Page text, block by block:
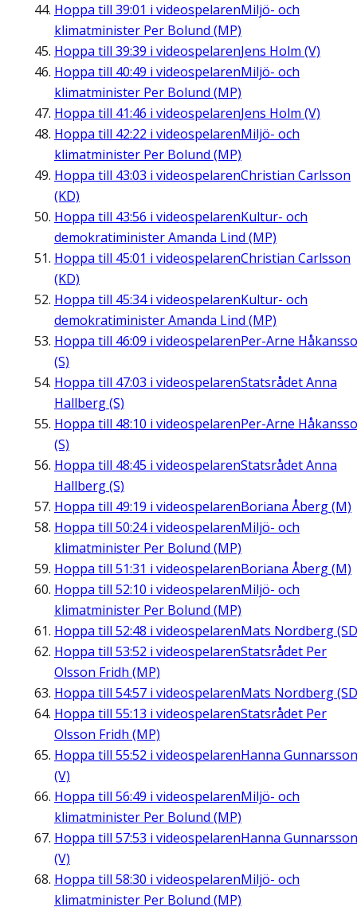
Hoppa till 39:01 i videospelarenMiljö- och
klimatminister Per Bolund (MP)
Hoppa till 39:39 i videospelarenJens Holm (V)
Hoppa till 40:49 i videospelarenMiljö- och
klimatminister Per Bolund (MP)
Hoppa till 41:46 i videospelarenJens Holm (V)
Hoppa till 42:22 i videospelarenMiljö- och
klimatminister Per Bolund (MP)
Hoppa till 43:03 i videospelarenChristian Carlsson
(KD)
Hoppa till 43:56 i videospelarenKultur- och
demokratiminister Amanda Lind (MP)
Hoppa till 45:01 i videospelarenChristian Carlsson
(KD)
Hoppa till 45:34i videospelarenKultur- och
demokratiminister Amanda Lind (MP)
Hoppa till 46:09 i videospelarenPer-Arne
(S)
Hoppa till 47:03 i videospelarenStatsrådet Anna
Hallberg (S)
Hoppa till 48:10 i videospelarenPer-Arne
(S)
Hoppa till 48:45 i videospelarenStatsrådet Anna
Hallberg (S)
Hoppa till 49:19 i videospelarenBoriana Åberg (M)
Hoppa till 50:24i videospelarenMiljö- och
klimatminister Per Bolund (MP)
Hoppa till 51:31 i videospelarenBoriana Åberg (M)
Hoppa till 52:10 i videospelarenMiljö- och
klimatminister Per Bolund (MP)
Hoppa till 52:48 i videospelarenMats Nordberg
Hoppa till 53:52 i videospelarenStatsrådet Per
Olsson Fridh (MP)
Hoppa till 54:57 i videospelarenMats Nordberg
Hoppa till 55:13 i videospelarenStatsrådet Per
Olsson Fridh (MP)
Hoppa till 55:52 i videospelarenHanna Gunnarsson
(V)
Hoppa till 56:49 i videospelarenMiljö- och
klimatminister Per Bolund (MP)
Hoppa till 57:53 i videospelarenHanna Gunnarsson
(V)
Hoppa till 58:30 i videospelarenMiljö- och
klimatminister Per Bolund (MP)